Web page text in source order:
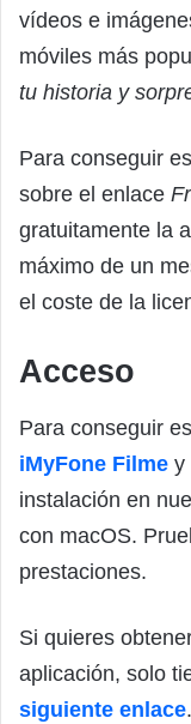
vídeos e
móviles más
tu historia y
Para conseguir
sobre el enlace
gratuitamente la
máximo de un
el coste de la
Acceso
Para conseguir
iMyFone Filme y
instalación en
con macOS.
prestaciones.
Si quieres
aplicación, solo
siguiente enlace.